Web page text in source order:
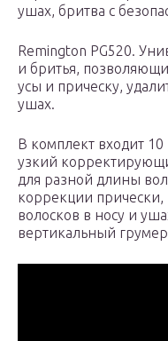
ушах, бритва с
Remington PG520.
и бритья,
усы и прическу,
ушах.
В комплект входит
узкий
для разной длины
коррекции прически,
волосков в носу и
вертикальный грумер